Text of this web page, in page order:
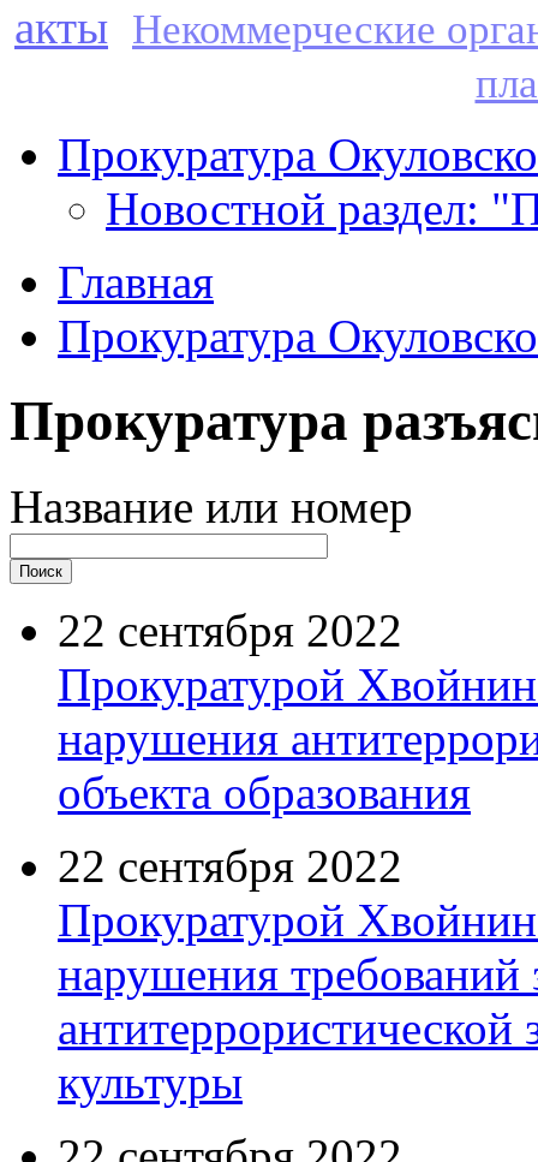
акты Некоммерческие
Прокуратура
Новостной раздел:
Главная
Прокуратура
Прокуратура
Название или номер
22 сентября 2022
Прокуратурой
нарушения
объекта образования
22 сентября 2022
Прокуратурой
нарушения требований
культуры